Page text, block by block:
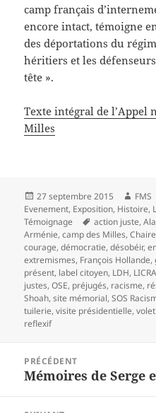
camp français
encore intact, témoigne
des déportations du
héritiers et les
tête ».
Texte intégral de l’Appel
Milles
Publié
le
27 septembre 2015 Auteur
FMS
Evenement, Exposition, Histoire,
Témoignage
Mots-
clés
action juste,
Arménie,camp des Milles,
courage,démocratie,désobéir,
extremismes, François Hollande,
présent, label citoyen, LDH, LICRA
justes,OSE, préjugés, racisme,
Shoah,site mémorial,SOS
tuilerie,visite présidentielle,
reflexif
l’article
PRÉCÉDENT
Article
Mémoires de Serge